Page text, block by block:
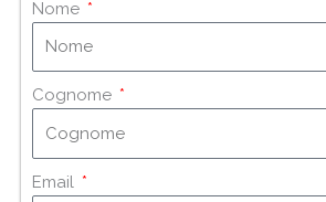
Nome
Cognome
Email